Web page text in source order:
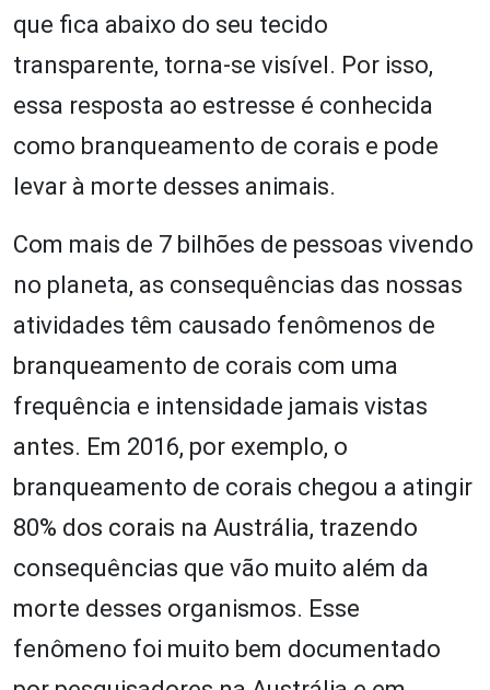
que fica abaixo do seu tecido
transparente, torna-se visível. Por isso,
essa resposta ao estresse é conhecida
como branqueamento de corais e pode
levar à morte desses animais.
Com mais de 7 bilhões de pessoas vivendo
no planeta, as consequências das nossas
atividades têm causado fenômenos de
branqueamento de corais com uma
frequência e intensidade jamais vistas
antes. Em 2016, por exemplo, o
branqueamento de corais chegou a atingir
80% dos corais na Austrália, trazendo
consequências que vão muito além da
morte desses organismos. Esse
fenômeno foi muito bem documentado